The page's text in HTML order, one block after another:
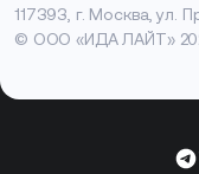
117393, г. Москва,
© ООО «ИДА ЛАЙТ»